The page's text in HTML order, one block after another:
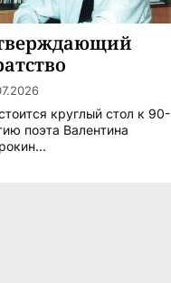
круглый стол к 90-
поэта Валентина